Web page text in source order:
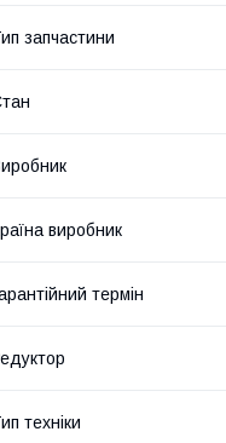
запчастини
виробник
термін
техніки